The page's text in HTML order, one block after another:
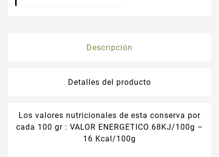
Descripción
Detalles del producto
Los valores nutricionales de esta conserva por
cada 100 gr : VALOR ENERGETICO 68KJ/100g –
16 Kcal/100g